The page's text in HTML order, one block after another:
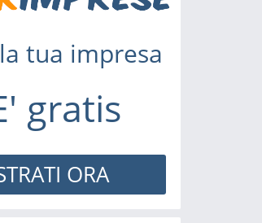
tua impresa
gratis
ORA